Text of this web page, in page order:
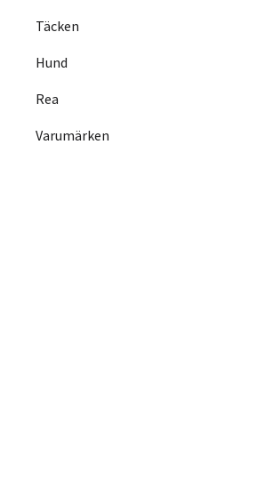
Täcken
Hund
Rea
Varumärken